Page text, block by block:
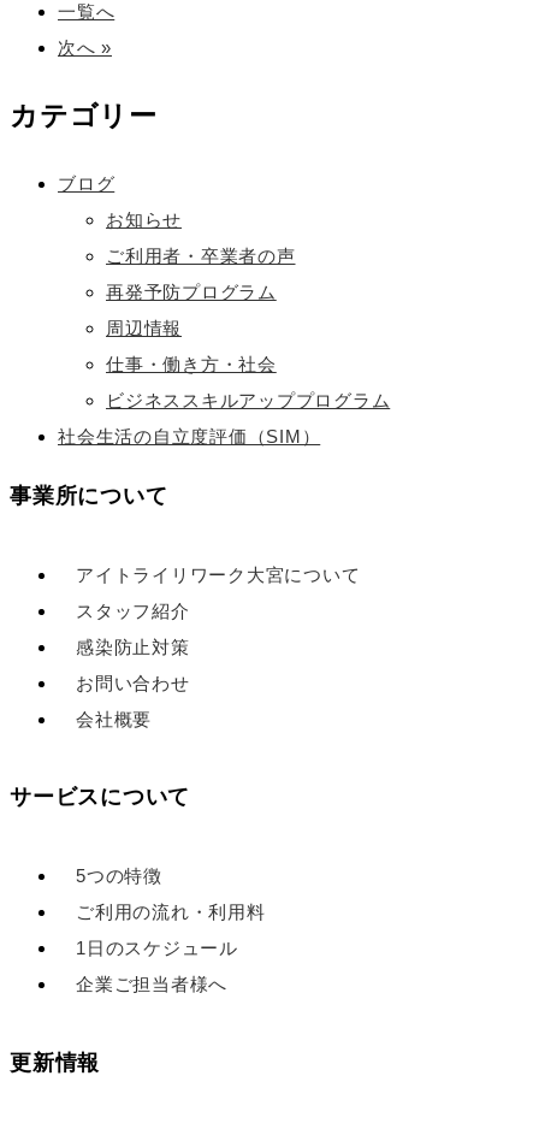
一覧へ
次へ »
カテゴリー
ブログ
お知らせ
ご利用者・卒業者の声
再発予防プログラム
周辺情報
仕事・働き方・社会
ビジネススキルアッププログラム
社会生活の自立度評価（SIM）
事業所について
アイトライリワーク大宮について
スタッフ紹介
感染防止対策
お問い合わせ
会社概要
サービスについて
5つの特徴
ご利用の流れ・利用料
1日のスケジュール
企業ご担当者様へ
更新情報